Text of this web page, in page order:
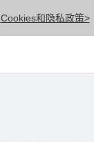
Cookies和隐私政策>